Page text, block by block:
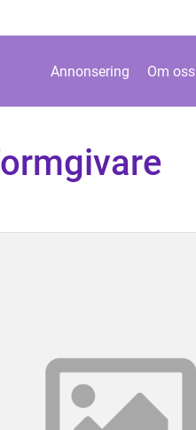
Annonsering Om oss